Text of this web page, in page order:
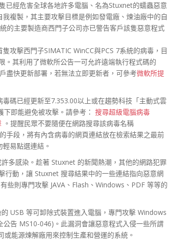
已經危害全球各地許多電腦、名為Stuxnet的蠕蟲惡意
複製，其主要攻擊目標是例如發電廠、煉油廠中的自
的主要製造商西門子公司亦已警告客戶該隻惡意程式
攻擊西門子SIMATIC WinCC與PCS 7系統的病毒，目
。其利用了微軟所公告一可允許遠端執行程式碼的
盡快更新部署，若無法立即更新者，可參考微軟所提
碼已經更新至7.353.00以上或在趨勢科技「主動式雲
即能避免被攻擊。請參考： 搜尋超級電腦病毒
。提醒民眾不要隨便在網路搜尋該病毒名稱
手段，將有內含病毒的網頁連結放在檢索結果之最前
易點選連結。
多感染。趁著 Stuxnet 的新聞熱潮，其他的網路犯罪
行動，讓 Stuxnet 搜尋結果中的一些連結指向惡意網
些則專門攻擊 JAVA、Flash、Windows、PDF 等等的
USB 等可卸除式裝置進入電腦，專門攻擊 Windows
告 MS10-046)。此漏洞會讓惡意程式入侵一些所謂
能源煉解廠用來控制生產和營運的系統。